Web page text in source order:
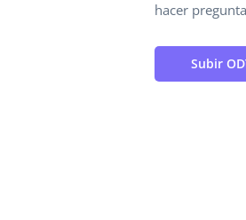
hacer
Subir